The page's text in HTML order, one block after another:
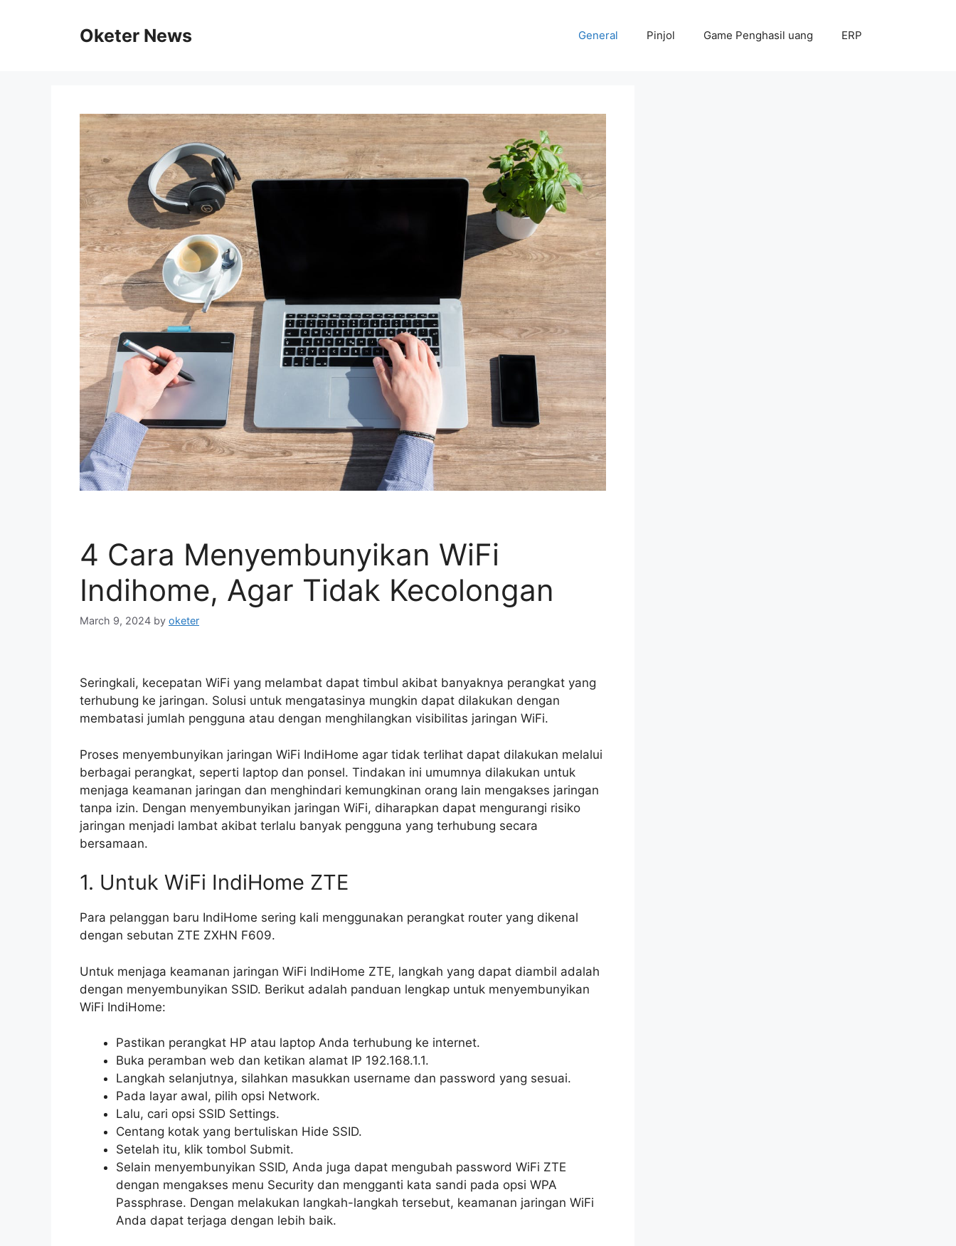
Oketer News General Pinjol Game Penghasil uang ERP
4 Cara Menyembunyikan WiFi
Indihome, Agar Tidak Kecolongan
March 9, 2024 by oketer
Seringkali, kecepatan WiFi yang melambat dapat timbul akibat banyaknya perangkat yang
terhubung ke jaringan. Solusi untuk mengatasinya mungkin dapat dilakukan dengan
membatasi jumlah pengguna atau dengan menghilangkan visibilitas jaringan WiFi.
Proses menyembunyikan jaringan WiFi IndiHome agar tidak terlihat dapat dilakukan melalui
berbagai perangkat, seperti laptop dan ponsel. Tindakan ini umumnya dilakukan untuk
menjaga keamanan jaringan dan menghindari kemungkinan orang lain mengakses jaringan
tanpa izin. Dengan menyembunyikan jaringan WiFi, diharapkan dapat mengurangi risiko
jaringan menjadi lambat akibat terlalu banyak pengguna yang terhubung secara
bersamaan.
1. Untuk WiFi IndiHome ZTE
Para pelanggan baru IndiHome sering kali menggunakan perangkat router yang dikenal
dengan sebutan ZTE ZXHN F609.
Untuk menjaga keamanan jaringan WiFi IndiHome ZTE, langkah yang dapat diambil adalah
dengan menyembunyikan SSID. Berikut adalah panduan lengkap untuk menyembunyikan
WiFi IndiHome:
Pastikan perangkat HP atau laptop Anda terhubung ke internet.
Buka peramban web dan ketikan alamat IP 192.168.1.1.
Langkah selanjutnya, silahkan masukkan username dan password yang sesuai.
Pada layar awal, pilih opsi Network.
Lalu, cari opsi SSID Settings.
Centang kotak yang bertuliskan Hide SSID.
Setelah itu, klik tombol Submit.
Selain menyembunyikan SSID, Anda juga dapat mengubah password WiFi ZTE
dengan mengakses menu Security dan mengganti kata sandi pada opsi WPA
Passphrase. Dengan melakukan langkah-langkah tersebut, keamanan jaringan WiFi
Anda dapat terjaga dengan lebih baik.